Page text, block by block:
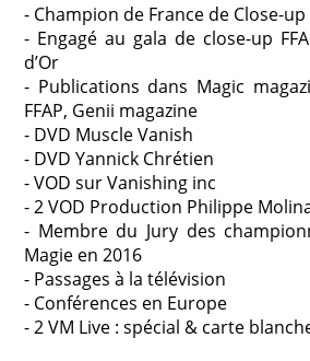
- Champion de France de Close-up
- Engagé au gala de close-up
d’Or
- Publications dans Magic
FFAP, Genii magazine
- DVD Muscle Vanish
- DVD Yannick Chrétien
- VOD sur Vanishing inc
- 2 VOD Production Philippe
- Membre du Jury des
Magie en 2016
- Passages à la télévision
- Conférences en Europe
- 2 VM Live : spécial & carte